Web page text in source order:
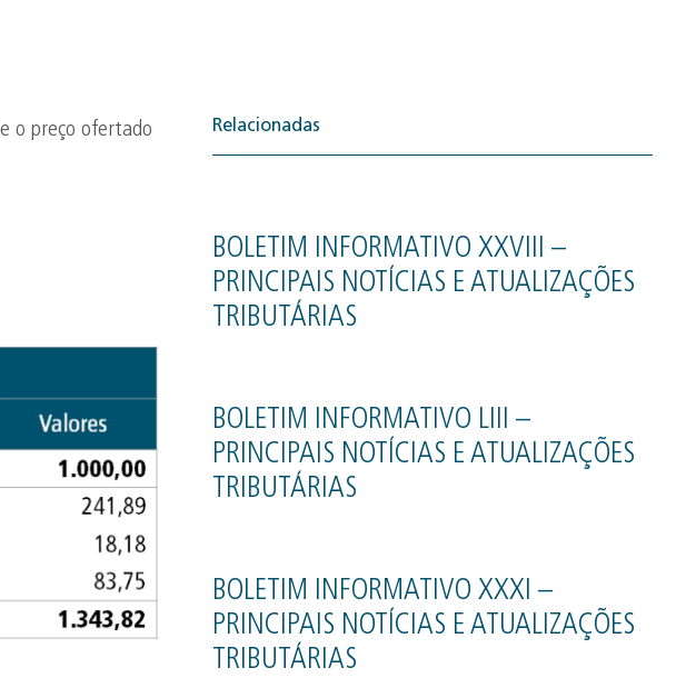
o preço ofertado
Relacionadas
BOLETIM INFORMATIVO XXVIII –
PRINCIPAIS NOTÍCIAS E ATUALIZAÇÕES
TRIBUTÁRIAS
BOLETIM INFORMATIVO LIII –
PRINCIPAIS NOTÍCIAS E ATUALIZAÇÕES
TRIBUTÁRIAS
BOLETIM INFORMATIVO XXXI –
PRINCIPAIS NOTÍCIAS E ATUALIZAÇÕES
TRIBUTÁRIAS